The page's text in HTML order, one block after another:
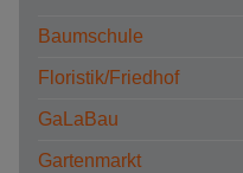
Baumschule
Floristik/Friedhof
GaLaBau
Gartenmarkt